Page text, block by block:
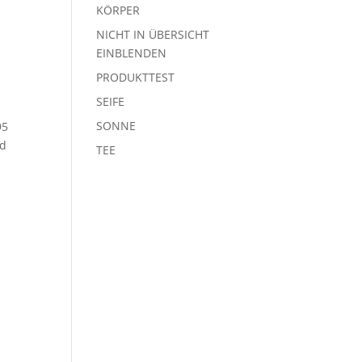
KÖRPER
NICHT IN ÜBERSICHT
EINBLENDEN
PRODUKTTEST
SEIFE
SONNE
TEE